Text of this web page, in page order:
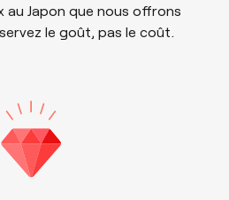
au Japon que nous offrons
le goût, pas le coût.